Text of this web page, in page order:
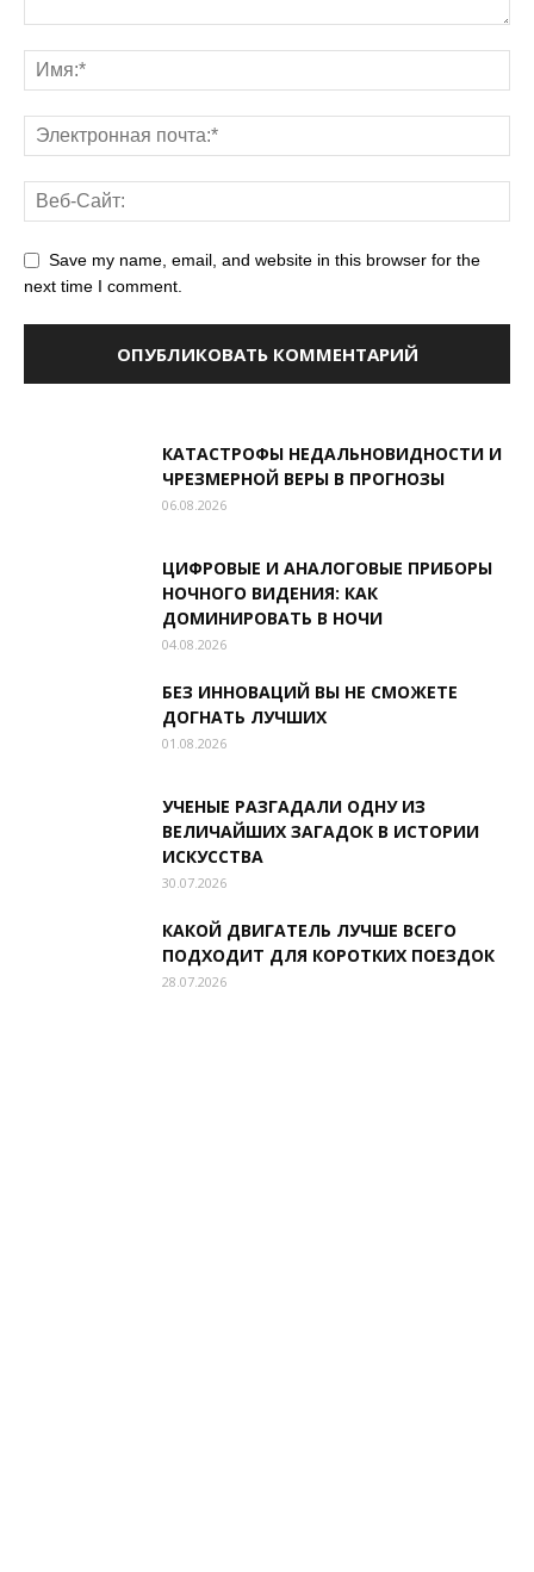
Save my name, email, and website in this browser for the
next time I comment.
КАТАСТРОФЫ НЕДАЛЬНОВИДНОСТИ И
ЧРЕЗМЕРНОЙ ВЕРЫ В ПРОГНОЗЫ
06.08.2026
ЦИФРОВЫЕ И АНАЛОГОВЫЕ ПРИБОРЫ
НОЧНОГО ВИДЕНИЯ: КАК
ДОМИНИРОВАТЬ В НОЧИ
04.08.2026
БЕЗ ИННОВАЦИЙ ВЫ НЕ СМОЖЕТЕ
ДОГНАТЬ ЛУЧШИХ
01.08.2026
УЧЕНЫЕ РАЗГАДАЛИ ОДНУ ИЗ
ВЕЛИЧАЙШИХ ЗАГАДОК В ИСТОРИИ
ИСКУССТВА
30.07.2026
КАКОЙ ДВИГАТЕЛЬ ЛУЧШЕ ВСЕГО
ПОДХОДИТ ДЛЯ КОРОТКИХ ПОЕЗДОК
28.07.2026